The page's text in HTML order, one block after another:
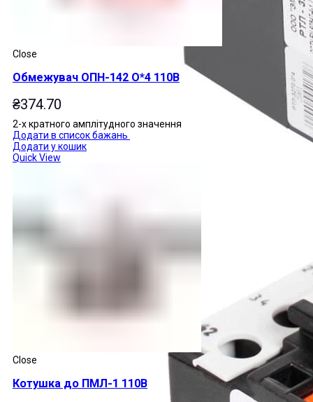
Close
Обмежувач ОПН-142 О*4 110В
₴374.70
2-х кратного амплітудного значення
Додати в список бажань
Додати у кошик
Quick View
Close
Котушка до ПМЛ-1 110В